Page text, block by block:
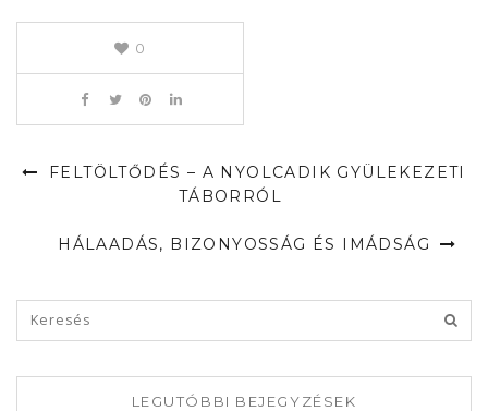
0
FELTÖLTŐDÉS – A NYOLCADIK GYÜLEKEZETI
TÁBORRÓL
HÁLAADÁS, BIZONYOSSÁG ÉS IMÁDSÁG
LEGUTÓBBI BEJEGYZÉSEK